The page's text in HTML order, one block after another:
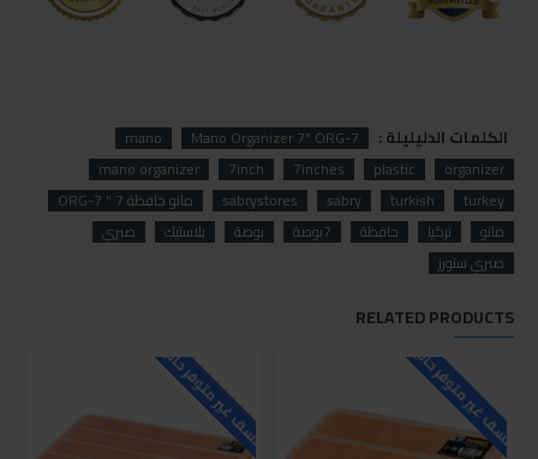
الكلمات الدليليلة : Mano Organizer 7" ORG-7
mano
organizer
plastic
7inches
7inch
mano organizer
turkey
turkish
sabry
sabrystores
مانو حافظة 7 " ORG-7
مانو
تركيا حافظة 7بوصة بوصة بلاستيك
صبري
صبري ستورز
RELATED PRODUCTS
للاسف غير متوفر حاليا للاسف غير متوفر حاليا